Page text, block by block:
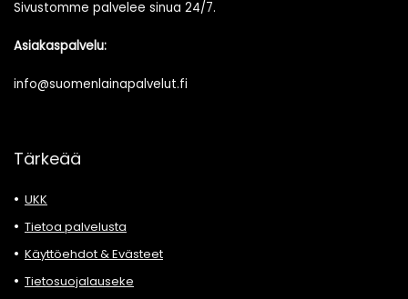
Sivustomme palvelee sinua 24/7.
Asiakaspalvelu:
info@suomenlainapalvelut.fi
Tärkeää
UKK
Tietoa palvelusta
Käyttöehdot & Evästeet
Tietosuojalauseke